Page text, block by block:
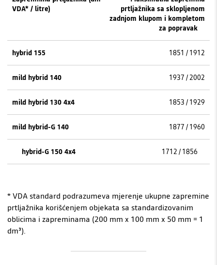
prtljažnika sa sklopljenom
zadnjom klupom i kompletom
za popravak
1851 / 1912
1937 / 2002
1853 / 1929
1877 / 1960
1712 / 1856
* VDA standard podrazumeva mjerenje ukupne zapremine
prtljažnika korišćenjem objekata sa standardizovanim
oblicima i zapreminama (200 mm x 100 mm x 50 mm = 1
dm³).